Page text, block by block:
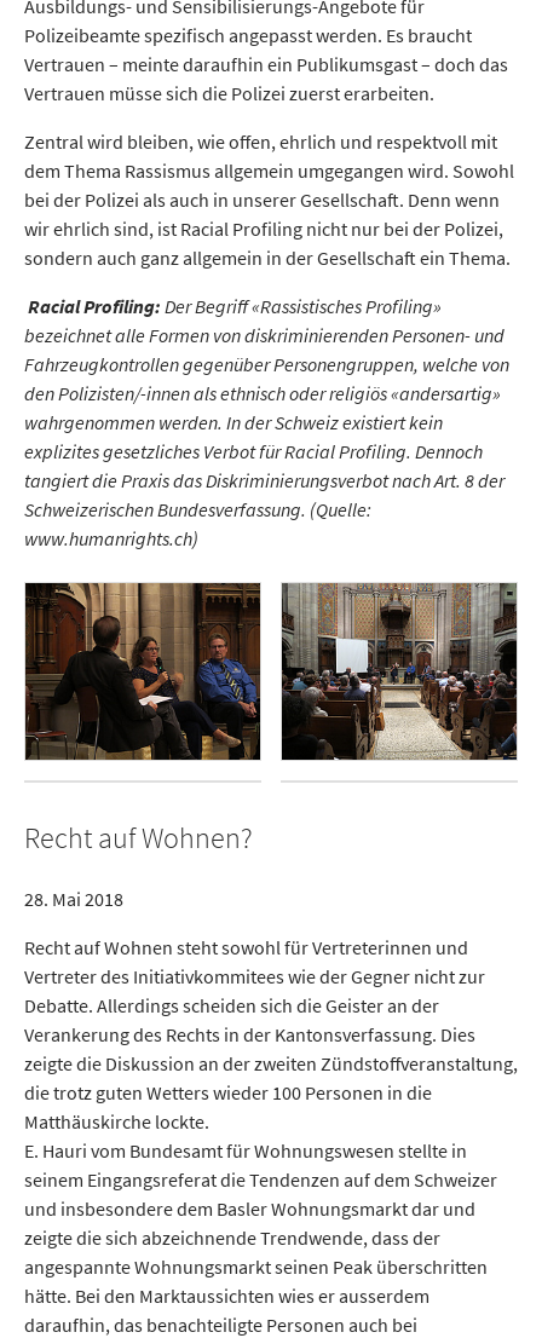
Ausbildungs- und Sensibilisierungs-Angebote für
Polizeibeamte spezifisch angepasst werden. Es braucht
Vertrauen – meinte daraufhin ein Publikumsgast – doch das
Vertrauen müsse sich die Polizei zuerst erarbeiten.
Zentral wird bleiben, wie offen, ehrlich und respektvoll mit
dem Thema Rassismus allgemein umgegangen wird. Sowohl
bei der Polizei als auch in unserer Gesellschaft. Denn wenn
wir ehrlich sind, ist Racial Profiling nicht nur bei der Polizei,
sondern auch ganz allgemein in der Gesellschaft ein Thema.
Racial Profiling: Der Begriff «Rassistisches Profiling»
bezeichnet alle Formen von diskriminierenden Personen- und
Fahrzeugkontrollen gegenüber Personengruppen, welche von
den Polizisten/-innen als ethnisch oder religiös «andersartig»
wahrgenommen werden. In der Schweiz existiert kein
explizites gesetzliches Verbot für Racial Profiling. Dennoch
tangiert die Praxis das Diskriminierungsverbot nach Art. 8 der
Schweizerischen Bundesverfassung. (Quelle:
www.humanrights.ch)
Recht auf Wohnen?
28. Mai 2018
Recht auf Wohnen steht sowohl für Vertreterinnen und
Vertreter des Initiativkommitees wie der Gegner nicht zur
Debatte. Allerdings scheiden sich die Geister an der
Verankerung des Rechts in der Kantonsverfassung. Dies
zeigte die Diskussion an der zweiten Zündstoffveranstaltung,
die trotz guten Wetters wieder 100 Personen in die
Matthäuskirche lockte.
E. Hauri vom Bundesamt für Wohnungswesen stellte in
seinem Eingangsreferat die Tendenzen auf dem Schweizer
und insbesondere dem Basler Wohnungsmarkt dar und
zeigte die sich abzeichnende Trendwende, dass der
angespannte Wohnungsmarkt seinen Peak überschritten
hätte. Bei den Marktaussichten wies er ausserdem
daraufhin, das benachteiligte Personen auch bei